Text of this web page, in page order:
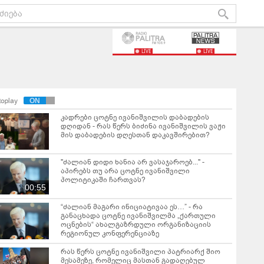
LIVE LIVE
კადრები ცოტნე ივანიშვილის დაბადების
დღიდან - რას წერს ბიძინა ივანიშვილის ვაჟი
მის დაბადების დღესთან დაკავშირებით?
00:55
"ძალიან დიდი ხანია არ ვასაჯაროებ..." -
აპირებს თუ არა ცოტნე ივანიშვილი
პოლიტიკაში ჩართვას?
“ძალიან მაგარი ინიციატივაა ეს…” - რა
განაცხადა ცოტნე ივანიშვილმა „ქართული
ოცნების“ ახალგაზრდული ორგანიზაციის
რეგიონულ კონფერენციაზე
რას წერს ცოტნე ივანიშვილი პატრიარქ შიო
მესამეზე, რომელიც მასთან გადაღებულ